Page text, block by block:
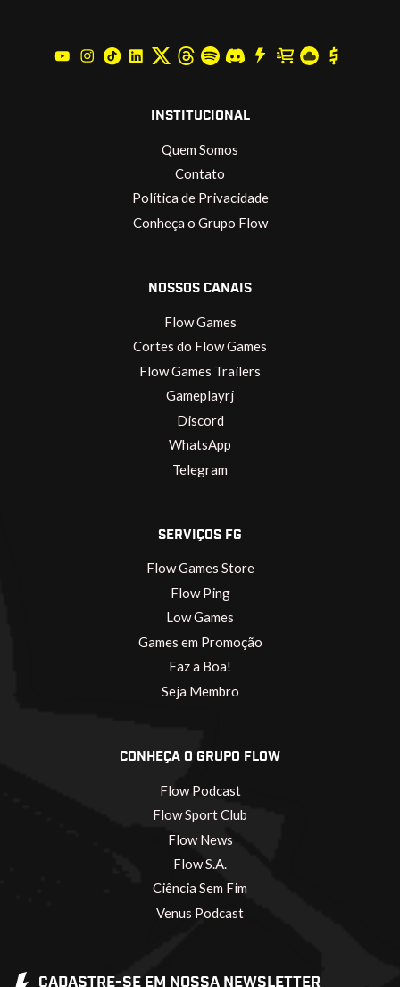
INSTITUCIONAL
Quem Somos
Contato
Política de Privacidade
Conheça o Grupo Flow
NOSSOS CANAIS
Flow Games
Cortes do Flow Games
Flow Games Trailers
Gameplayrj
Discord
WhatsApp
Telegram
SERVIÇOS FG
Flow Games Store
Flow Ping
Low Games
Games em Promoção
Faz a Boa!
Seja Membro
CONHEÇA O GRUPO FLOW
Flow Podcast
Flow Sport Club
Flow News
Flow S.A.
Ciência Sem Fim
Venus Podcast
CADASTRE-SE EM NOSSA NEWSLETTER